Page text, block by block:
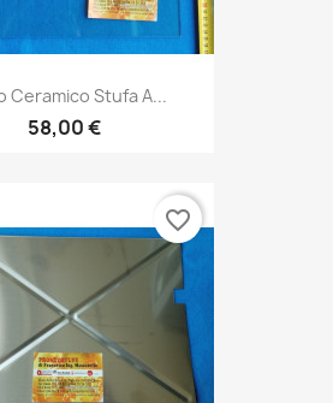
Ceramico Stufa A...
58,00 €
favorite_border